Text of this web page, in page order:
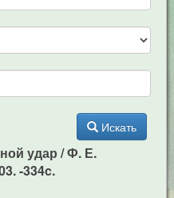
Искать
удар / Ф. Е.
-334c.